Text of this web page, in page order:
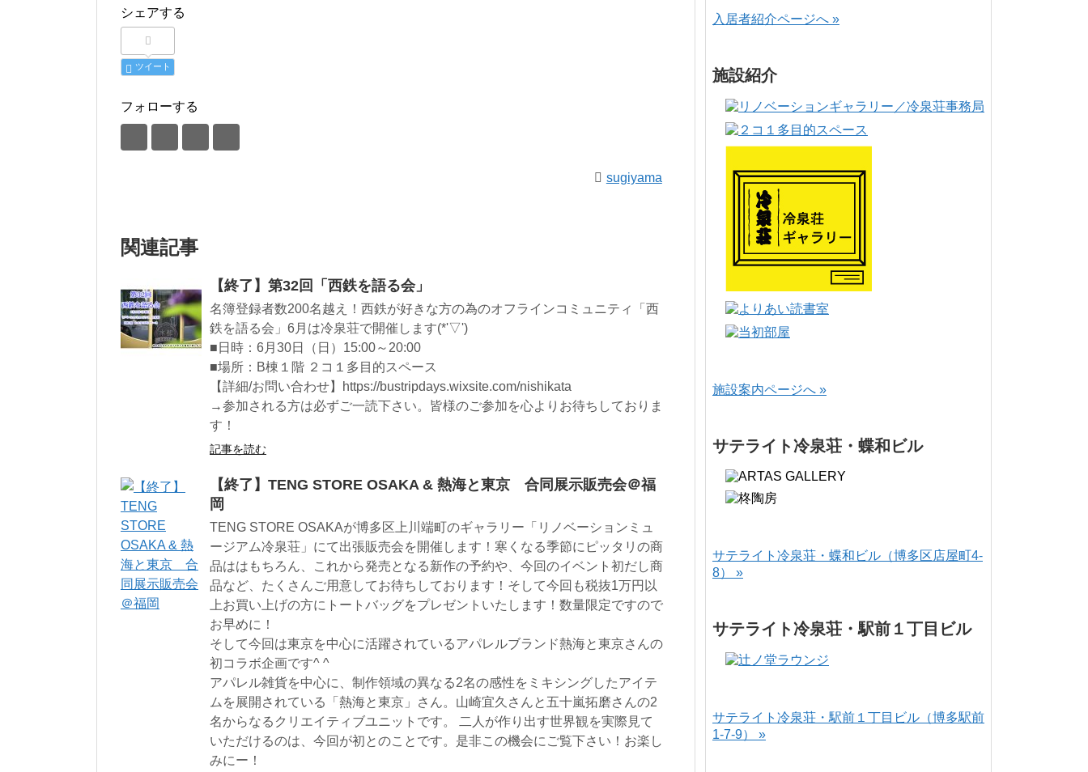
シェアする
ツイート
フォローする
sugiyama
関連記事
【終了】第32回「西鉄を語る会」
名簿登録者数200名越え！西鉄が好きな方の為のオフラインコミュニティ「西
鉄を語る会」6月は冷泉荘で開催します(*'▽')
■日時：6月30日（日）15:00～20:00
■場所：B棟１階 ２コ１多目的スペース
【詳細/お問い合わせ】https://bustripdays.wixsite.com/nishikata
→参加される方は必ずご一読下さい。皆様のご参加を心よりお待ちしておりま
す！
記事を読む
【終了】TENG STORE OSAKA & 熱海と東京 合同展示販売会＠福
岡
TENG STORE OSAKAが博多区上川端町のギャラリー「リノベーションミュ
ージアム冷泉荘」にて出張販売会を開催します！寒くなる季節にピッタリの商
品ははもちろん、これから発売となる新作の予約や、今回のイベント初だし商
品など、たくさんご用意してお待ちしております！そして今回も税抜1万円以
上お買い上げの方にトートバッグをプレゼントいたします！数量限定ですので
お早めに！
そして今回は東京を中心に活躍されているアパレルブランド熱海と東京さんの
初コラボ企画です^ ^
アパレル雑貨を中心に、制作領域の異なる2名の感性をミキシングしたアイテ
ムを展開されている「熱海と東京」さん。山崎宜久さんと五十嵐拓磨さんの2
名からなるクリエイティブユニットです。 二人が作り出す世界観を実際見て
いただけるのは、今回が初とのことです。是非この機会にご覧下さい！お楽し
みにー！
入居者紹介ページへ »
施設紹介
施設案内ページへ »
サテライト冷泉荘・蝶和ビル
サテライト冷泉荘・蝶和ビル（博多区店屋町4-
8） »
サテライト冷泉荘・駅前１丁目ビル
サテライト冷泉荘・駅前１丁目ビル（博多駅前
1-7-9） »